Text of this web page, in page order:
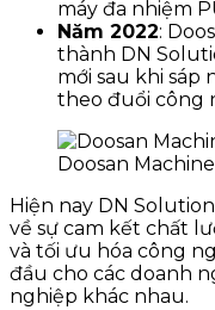
máy đa nhiệm
Năm 2022:
thành DN
mới sau khi sáp
theo đuổi công
Doosan
Hiện nay DN
về sự cam kết chất
và tối ưu hóa công
đầu cho các doanh
nghiệp khác nhau.